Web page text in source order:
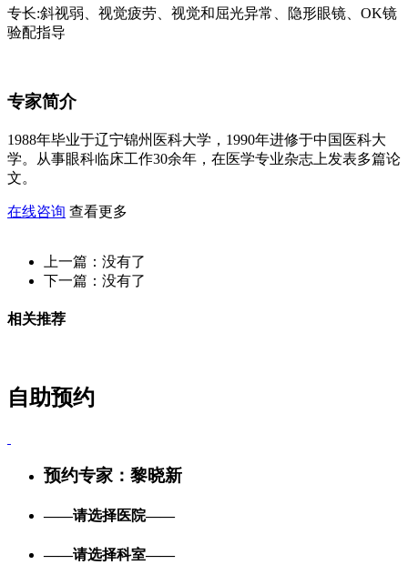
专长:斜视弱、视觉疲劳、视觉和屈光异常、隐形眼镜、OK镜
验配指导
专家简介
1988年毕业于辽宁锦州医科大学，1990年进修于中国医科大
学。从事眼科临床工作30余年，在医学专业杂志上发表多篇论
文。
在线咨询 查看更多
上一篇： 没有了
下一篇： 没有了
相关推荐
自助预约
预约专家： 黎晓新
——请选择医院——
——请选择科室——